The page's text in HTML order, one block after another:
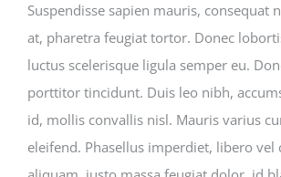
Suspendisse sapien mauris, consequat
at, pharetra feugiat tortor. Donec
luctus scelerisque ligula semper eu.
porttitor tincidunt. Duis leo nibh,
id, mollis convallis nisl. Mauris varius
eleifend. Phasellus imperdiet, libero vel